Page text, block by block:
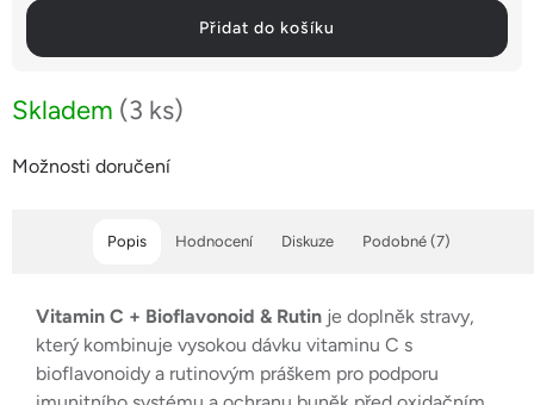
Skladem (3 ks)
Možnosti doručení
Přidat do košíku
Popis Podobné (7)
Hodnocení Diskuze
Vitamin C + Bioflavonoid & Rutin je doplněk stravy,
který kombinuje vysokou dávku vitaminu C s
bioflavonoidy a rutinovým práškem pro podporu